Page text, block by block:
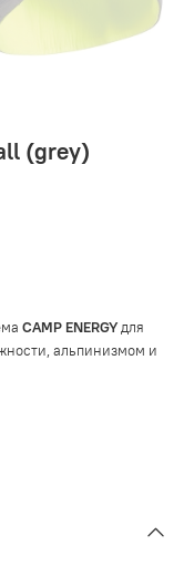
(grey)
CAMP ENERGYдля
альпинизмом и